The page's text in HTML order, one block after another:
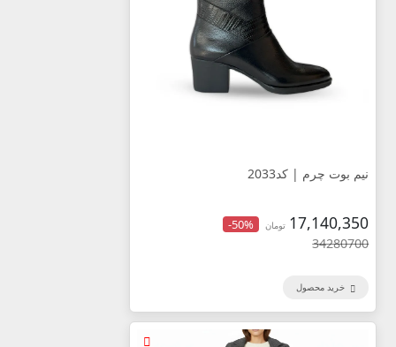
نیم بوت چرم | کد2033
17,140,350 تومان -50%
34280700
خرید محصول